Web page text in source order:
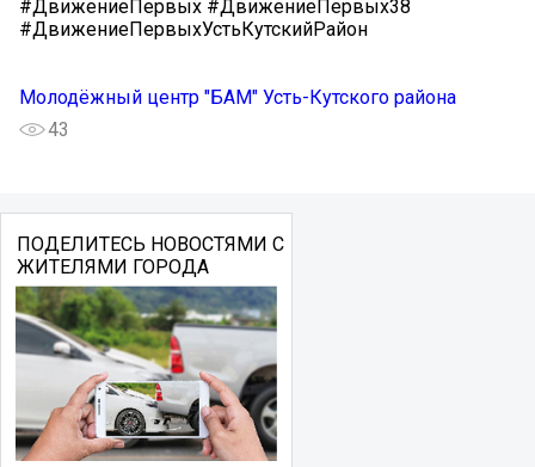
#ДвижениеПервых #ДвижениеПервых38
#ДвижениеПервыхУстьКутскийРайон
Молодёжный центр "БАМ" Усть-Кутского района
43
ПОДЕЛИТЕСЬ НОВОСТЯМИ С
ЖИТЕЛЯМИ ГОРОДА